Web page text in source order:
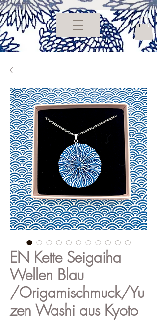
EN Kette Seigaiha
Wellen Blau
/Origamischmuck/Yu
zen Washi aus Kyoto